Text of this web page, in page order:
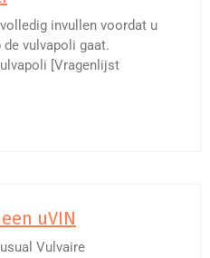
invullen voordat u
vulvapoli gaat.
[Vragenlijst
uVIN
Vulvaire